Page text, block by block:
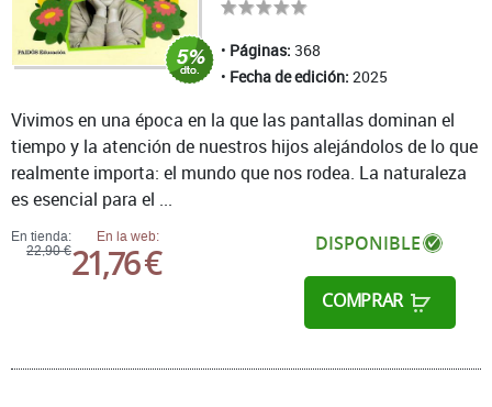
Páginas: 368
Fecha de edición: 2025
En tienda:
22,90 €
En la web:
21,76 € DISPONIBLE
COMPRAR
Vivimos en una época en la que las pantallas dominan el
tiempo y la atención de nuestros hijos alejándolos de lo que
realmente importa: el mundo que nos rodea. La naturaleza
es esencial para el ...